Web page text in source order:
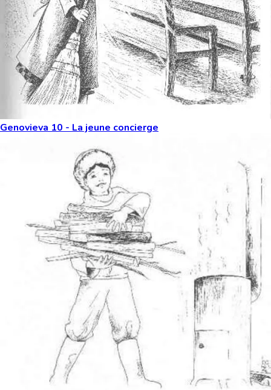
Genovieva 10 - La jeune concierge